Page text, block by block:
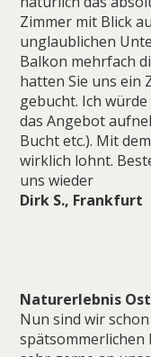
Zimmer mit Blick
unglaublichen
Balkon mehrfach
hatten Sie uns ein
gebucht. Ich
das Angebot
Bucht etc.). Mit
wirklich lohnt.
uns wieder
Dirk S., Frankfurt
Naturerlebnis
Nun sind wir
spätsommerlichen